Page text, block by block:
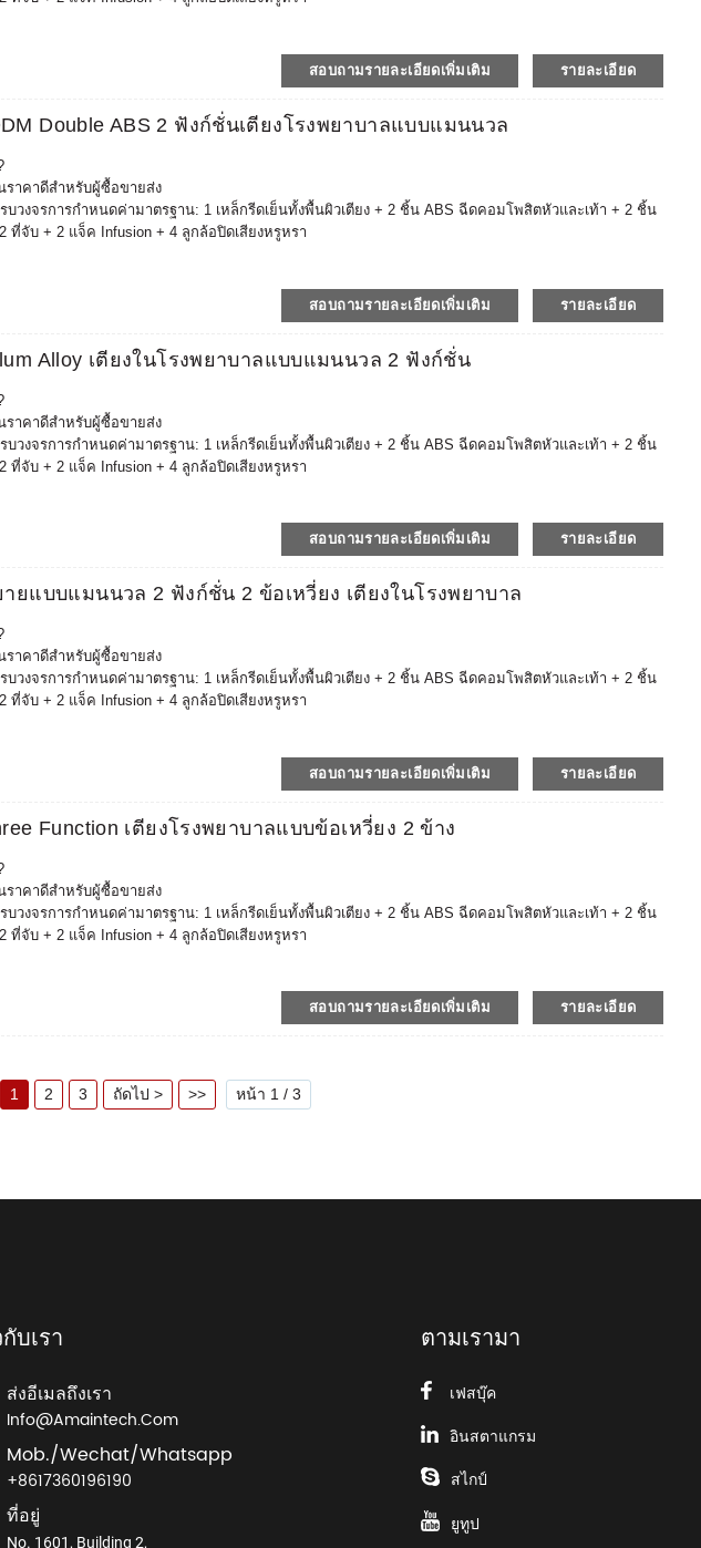
ยอุปกรณ์ฟื้นฟูที่เกี่ยวข้องเพิ่มเติมได้ และการจัดซื้ออุปกรณ์โรงพยาบาลแบบครบวงจรจะคุ้มต้นทุนและ
การฟื้นฟูสมรรถภาพประกอบด้วย: เก้าอี้ลากปากมดลูกและเอว / เตียง + ไม้ค้ำอ้อย + เก้าอี้สตูล + เก้าอี้แช่
วจทางนรีเวช + เตียงวินิจฉัย + ยานพาหนะทางการแพทย์ / ตู้ / โต๊ะ + เก้าอี้พยาบาล + เก้าอี้หมอ ฯลฯ
ทศที่มีข้อกำหนดทางการแพทย์และสุขภาพที่เข้มงวด เช่น สหรัฐอเมริกา ยุโรป เวียดนาม ออสเตรเลีย
งจากตรวจสอบตลาดแล้วคุณภาพเชื่อถือได้ รับประกันหลังการขาย 2 ปี
สอบถามรายละเอียดเพิ่มเติม รายละเอียด
Double ABS 2 ฟังก์ชั่นเตียงโรงพยาบาลแบบแมนนวล
ราคาดีสำหรับผู้ซื้อขายส่ง
บวงจรการกำหนดค่ามาตรฐาน: 1 เหล็กรีดเย็นทั้งพื้นผิวเตียง + 2 ชิ้น ABS ฉีดคอมโพสิตหัวและเท้า + 2 ชิ้น
ที่จับ + 2 แจ็ค Infusion + 4 ลูกล้อปิดเสียงหรูหรา
ยอุปกรณ์ฟื้นฟูที่เกี่ยวข้องเพิ่มเติมได้ และการจัดซื้ออุปกรณ์โรงพยาบาลแบบครบวงจรจะคุ้มต้นทุนและ
การฟื้นฟูสมรรถภาพประกอบด้วย: เก้าอี้ลากปากมดลูกและเอว / เตียง + ไม้ค้ำอ้อย + เก้าอี้สตูล + เก้าอี้แช่
วจทางนรีเวช + เตียงวินิจฉัย + ยานพาหนะทางการแพทย์ / ตู้ / โต๊ะ + เก้าอี้พยาบาล + เก้าอี้หมอ ฯลฯ
ทศที่มีข้อกำหนดทางการแพทย์และสุขภาพที่เข้มงวด เช่น สหรัฐอเมริกา ยุโรป เวียดนาม ออสเตรเลีย
งจากตรวจสอบตลาดแล้วคุณภาพเชื่อถือได้ รับประกันหลังการขาย 2 ปี
สอบถามรายละเอียดเพิ่มเติม รายละเอียด
Alloy เตียงในโรงพยาบาลแบบแมนนวล 2 ฟังก์ชั่น
ราคาดีสำหรับผู้ซื้อขายส่ง
บวงจรการกำหนดค่ามาตรฐาน: 1 เหล็กรีดเย็นทั้งพื้นผิวเตียง + 2 ชิ้น ABS ฉีดคอมโพสิตหัวและเท้า + 2 ชิ้น
ที่จับ + 2 แจ็ค Infusion + 4 ลูกล้อปิดเสียงหรูหรา
ยอุปกรณ์ฟื้นฟูที่เกี่ยวข้องเพิ่มเติมได้ และการจัดซื้ออุปกรณ์โรงพยาบาลแบบครบวงจรจะคุ้มต้นทุนและ
การฟื้นฟูสมรรถภาพประกอบด้วย: เก้าอี้ลากปากมดลูกและเอว / เตียง + ไม้ค้ำอ้อย + เก้าอี้สตูล + เก้าอี้แช่
วจทางนรีเวช + เตียงวินิจฉัย + ยานพาหนะทางการแพทย์ / ตู้ / โต๊ะ + เก้าอี้พยาบาล + เก้าอี้หมอ ฯลฯ
ทศที่มีข้อกำหนดทางการแพทย์และสุขภาพที่เข้มงวด เช่น สหรัฐอเมริกา ยุโรป เวียดนาม ออสเตรเลีย
งจากตรวจสอบตลาดแล้วคุณภาพเชื่อถือได้ รับประกันหลังการขาย 2 ปี
สอบถามรายละเอียดเพิ่มเติม รายละเอียด
ายแบบแมนนวล 2 ฟังก์ชั่น 2 ข้อเหวี่ยง เตียงในโรงพยาบาล
ราคาดีสำหรับผู้ซื้อขายส่ง
วงจรการกำหนดค่ามาตรฐาน: 1 เหล็กรีดเย็นทั้งพื้นผิวเตียง + 2 ชิ้น ABS ฉีดคอมโพสิตหัวและเท้า + 2 ชิ้น
ที่จับ + 2 แจ็ค Infusion + 4 ลูกล้อปิดเสียงหรูหรา
ยอุปกรณ์ฟื้นฟูที่เกี่ยวข้องเพิ่มเติมได้ และการจัดซื้ออุปกรณ์โรงพยาบาลแบบครบวงจรจะคุ้มต้นทุนและ
การฟื้นฟูสมรรถภาพประกอบด้วย: เก้าอี้ลากปากมดลูกและเอว / เตียง + ไม้ค้ำอ้อย + เก้าอี้สตูล + เก้าอี้แช่
วจทางนรีเวช + เตียงวินิจฉัย + ยานพาหนะทางการแพทย์ / ตู้ / โต๊ะ + เก้าอี้พยาบาล + เก้าอี้หมอ ฯลฯ
ทศที่มีข้อกำหนดทางการแพทย์และสุขภาพที่เข้มงวด เช่น สหรัฐอเมริกา ยุโรป เวียดนาม ออสเตรเลีย
งจากตรวจสอบตลาดแล้วคุณภาพเชื่อถือได้ รับประกันหลังการขาย 2 ปี
สอบถามรายละเอียดเพิ่มเติม รายละเอียด
Function เตียงโรงพยาบาลแบบข้อเหวี่ยง 2 ข้าง
ราคาดีสำหรับผู้ซื้อขายส่ง
บวงจรการกำหนดค่ามาตรฐาน: 1 เหล็กรีดเย็นทั้งพื้นผิวเตียง + 2 ชิ้น ABS ฉีดคอมโพสิตหัวและเท้า + 2 ชิ้น
ที่จับ + 2 แจ็ค Infusion + 4 ลูกล้อปิดเสียงหรูหรา
ยอุปกรณ์ฟื้นฟูที่เกี่ยวข้องเพิ่มเติมได้ และการจัดซื้ออุปกรณ์โรงพยาบาลแบบครบวงจรจะคุ้มต้นทุนและ
สิบปีในการผลิตโรงงานผลิตเตียงในโรงพยาบาล โดยถือผลิตภัณฑ์รับรอง CE, ISO, FDA (ขึ้นทะเบียน)
เทศที่มีข้อกำหนดทางการแพทย์และสุขภาพที่เข้มงวด เช่น สหรัฐอเมริกา ยุโรป เวียดนาม ออสเตรเลีย
สอบถามรายละเอียดเพิ่มเติม รายละเอียด
1 2 3 ถัดไป > >> หน้า 1 / 3
บเรา
ส่งอีเมลถึงเรา
Info@amaintech.com
Mob./wechat/Whatsapp
+8617360196190
ที่อยู่
No. 1601, Building 2,
ตามเรามา
เฟสบุ๊ค
อินสตาแกรม
สไกป์
ยูทูป